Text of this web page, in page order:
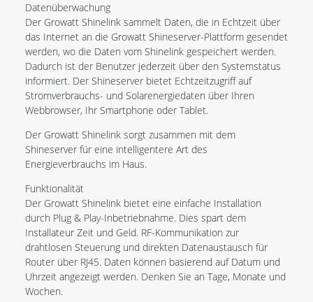
Datenüberwachung
Der Growatt Shinelink sammelt Daten, die in Echtzeit über
das Internet an die Growatt Shineserver-Plattform gesendet
werden, wo die Daten vom Shinelink gespeichert werden.
Dadurch ist der Benutzer jederzeit über den Systemstatus
informiert. Der Shineserver bietet Echtzeitzugriff auf
Stromverbrauchs- und Solarenergiedaten über Ihren
Webbrowser, Ihr Smartphone oder Tablet.
Der Growatt Shinelink sorgt zusammen mit dem
Shineserver für eine intelligentere Art des
Energieverbrauchs im Haus.
Funktionalität
Der Growatt Shinelink bietet eine einfache Installation
durch Plug & Play-Inbetriebnahme. Dies spart dem
Installateur Zeit und Geld. RF-Kommunikation zur
drahtlosen Steuerung und direkten Datenaustausch für
Router über RJ45. Daten können basierend auf Datum und
Uhrzeit angezeigt werden. Denken Sie an Tage, Monate und
Wochen.